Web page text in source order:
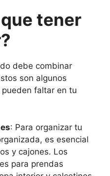
tener
debe combinar
son algunos
faltar en tu
: Para organizar tu
es esencial
y cajones. Los
para prendas